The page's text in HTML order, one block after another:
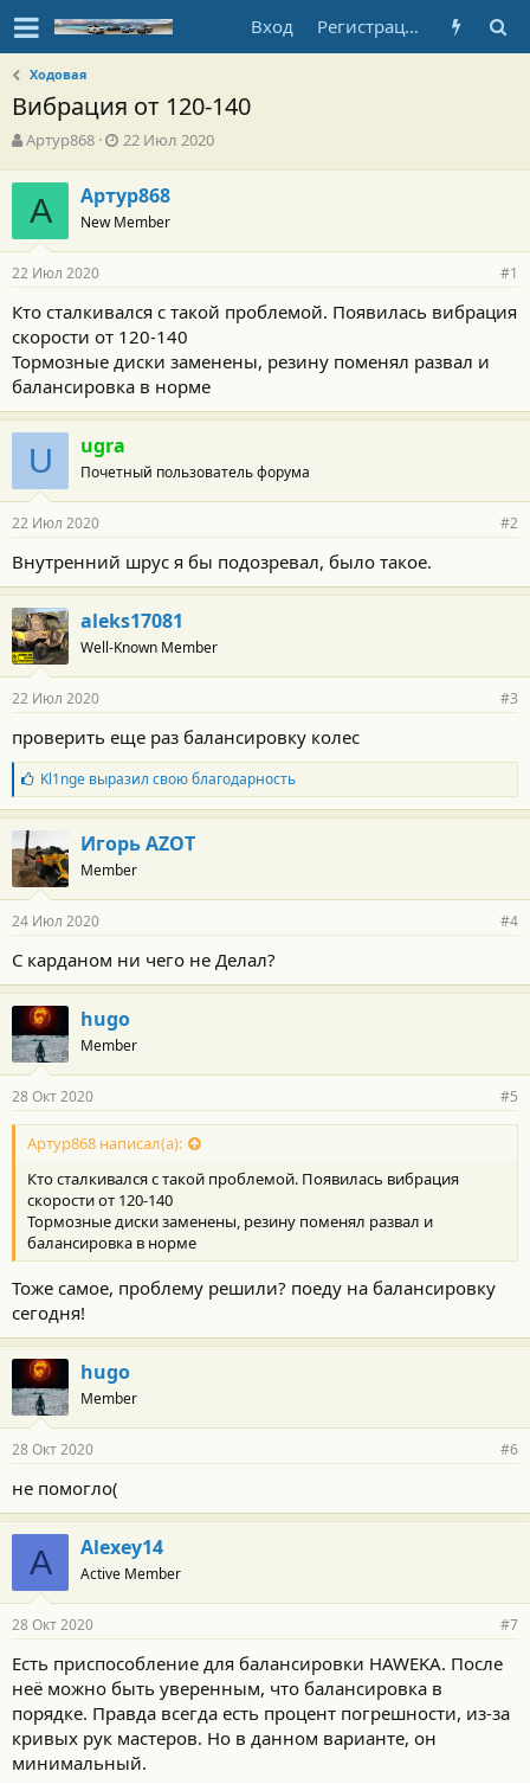
Вход Регистрация
Ходовая
Вибрация от 120-140
А
т
р
т
е
м
ы
Артур868
Д
а
н
а
л
а
22 Июл 2020
А Артур868
New Member
22 Июл 2020 #1
Кто сталкивался с такой проблемой. Появилась вибрация
скорости от 120-140
Тормозные диски заменены, резину поменял развал и
балансировка в норме
U ugra
Почетный пользователь форума
22 Июл 2020 #2
Внутренний шрус я бы подозревал, было такое.
aleks17081
Well-Known Member
22 Июл 2020 #3
проверить еще раз балансировку колес
Б
л
а
о
д
а
н
с
т
и
:
Kl1ngeвыразил свою благодарность
Игорь AZOT
Member
24 Июл 2020 #4
С карданом ни чего не Делал?
hugo
Member
28 Окт 2020 #5
Артур868 написал(а):
Кто сталкивался с такой проблемой. Появилась вибрация
скорости от 120-140
Тормозные диски заменены, резину поменял развал и
балансировка в норме
Тоже самое, проблему решили? поеду на балансировку
сегодня!
hugo
Member
28 Окт 2020 #6
не помогло(
A Alexey14
Active Member
28 Окт 2020 #7
Есть приспособление для балансировки HAWEKA. После
неё можно быть уверенным, что балансировка в
порядке. Правда всегда есть процент погрешности, из-за
кривых рук мастеров. Но в данном варианте, он
минимальный.